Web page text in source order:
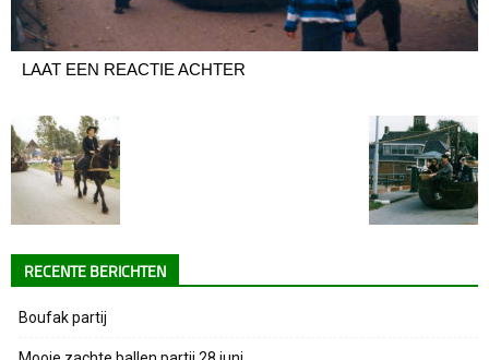
LAAT EEN REACTIE ACHTER
RECENTE BERICHTEN
Boufak partij